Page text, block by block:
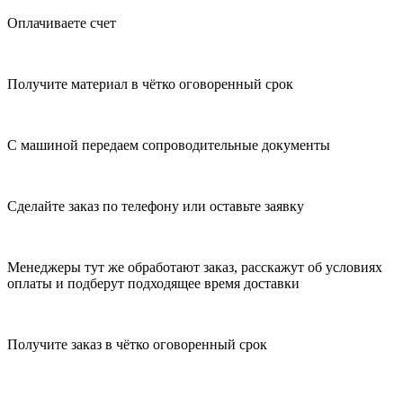
Оплачиваете счет
Получите материал в чётко оговоренный срок
С машиной передаем сопроводительные документы
Сделайте заказ по телефону или оставьте заявку
Менеджеры тут же обработают заказ, расскажут об условиях
оплаты и подберут подходящее время доставки
Получите заказ в чётко оговоренный срок